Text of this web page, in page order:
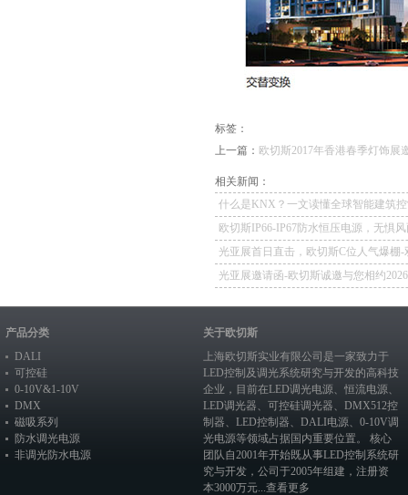
标签：
上一篇： 欧切斯2017年香港春季灯饰展
相关新闻：
什么是KNX？一文读懂全球智能建筑
欧切斯IP66-IP67防水恒压电源，无惧
如一
光亚展首日直击，欧切斯C位人气爆棚-
冕，实力再出圈
光亚展邀请函-欧切斯诚邀与您相约
产品分类
DALI
可控硅
0-10V&1-10V
DMX
磁吸系列
防水调光电源
非调光防水电源
关于欧切斯
上海欧切斯实业有限公司是一家致力于
LED控制及调光系统研究与开发的高科技
企业，目前在LED调光电源、恒流电源、
LED调光器、 可控硅调光器、 DMX512控
制器、 LED控制器、 DALI电源、 0-10V调
光电源等领域占据国内重要位置。 核心
团队自2001年开始既从事LED控制系统研
究与开发，公司于2005年组建，注册资
本3000万元...查看更多